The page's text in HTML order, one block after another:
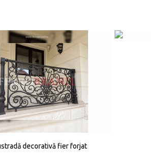
decorativă fier forjat